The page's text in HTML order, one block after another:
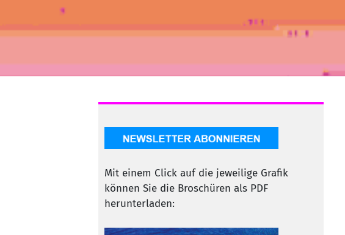
Mit einem Click auf die jeweilige Grafik
können Sie die Broschüren als PDF
herunterladen: